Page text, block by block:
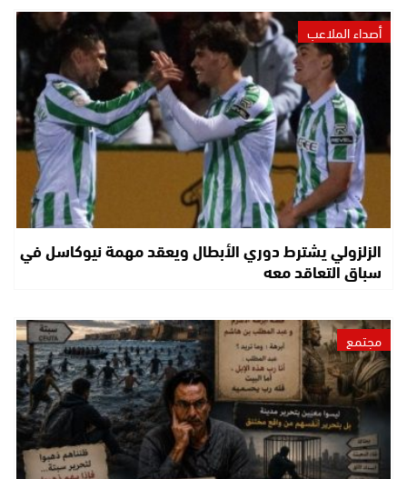
أصداء الملاعب
الزلزولي يشترط دوري الأبطال ويعقد مهمة نيوكاسل في
سباق التعاقد معه
مجتمع